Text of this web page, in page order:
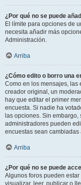
¿Por qué no se puede
El límite para opciones de
necesita añadir más
Administración.
Arriba
¿Cómo edito o borro una
Como en los mensajes, las
creador original, un
hay que editar el primer
encuesta. Si nadie ha
las opciones. Sin
administradores pueden
encuestas sean
Arriba
¿Por qué no se puede
Algunos foros pueden
visualizar, leer, publicar o